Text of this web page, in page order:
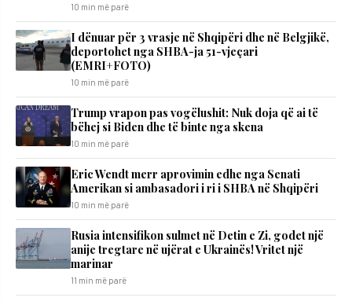
10 min më parë
I dënuar për 3 vrasje në Shqipëri dhe në Belgjikë,
deportohet nga SHBA-ja 51-vjeçari
(EMRI+FOTO)
10 min më parë
Trump vrapon pas vogëlushit: Nuk doja që ai të
bëhej si Biden dhe të binte nga skena
10 min më parë
Eric Wendt merr aprovimin edhe nga Senati
Amerikan si ambasadori i ri i SHBA në Shqipëri
10 min më parë
Rusia intensifikon sulmet në Detin e Zi, godet një
anije tregtare në ujërat e Ukrainës! Vritet një
marinar
11 min më parë